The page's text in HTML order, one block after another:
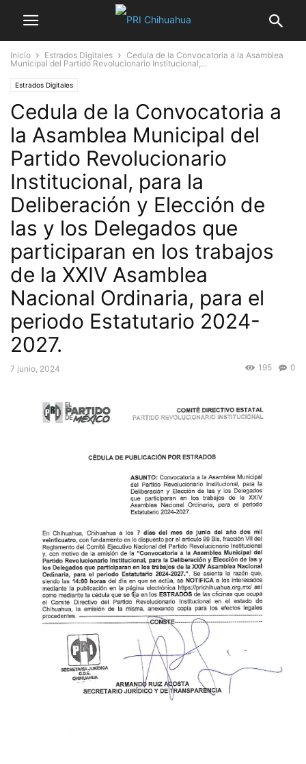
Inicio Estrados Digitales
Cedula de la Convocatoria a la Asamblea
Municipal del Partido Revolucionario Institucional,...
Estrados Digitales
Cedula de la Convocatoria a
la Asamblea Municipal del
Partido Revolucionario
Institucional, para la
Deliberación y Elección de
las y los Delegados que
participaran en los trabajos
de la XXIV Asamblea
Nacional Ordinaria, para el
periodo Estatutario 2024-
2027.
7 junio, 2024 0
195